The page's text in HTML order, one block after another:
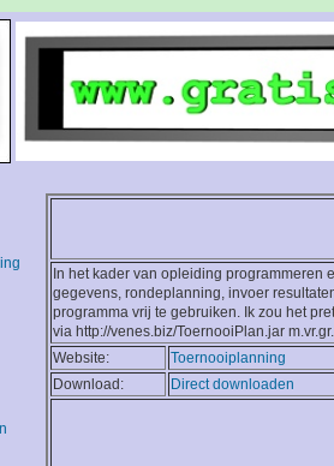
In het kader van opleiding
gegevens, rondeplanning, invoer
programma vrij te gebruiken. Ik zou het
via http://venes.biz/ToernooiPlan.jar
Website:
Toernooiplanning
Download:
Direct downloaden